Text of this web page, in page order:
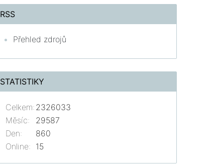
RSS
Přehled zdrojů
STATISTIKY
Online: 15
Celkem: 2326033
Měsíc:
29587
Den:
860